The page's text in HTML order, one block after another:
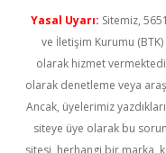
Yasal Uyarı: Sitemiz,
ve İletişim Kurumu (BTK)
olarak hizmet
olarak denetleme veya
Ancak, üyelerimiz
siteye üye olarak bu
sitesi, herhangi bir marka,